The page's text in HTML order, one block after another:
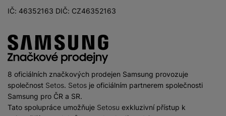
IČ: 46352163 DIČ: CZ46352163
8 oficiálních značkových prodejen Samsung provozuje
společnost Setos. Setos je oficiálním partnerem společnosti
Samsung pro ČR a SR.
Tato spolupráce umožňuje Setosu exkluzivní přístup k